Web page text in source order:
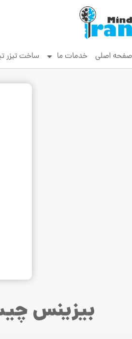
صفحه اصلی خدمات ما ساخت تیزر
بیزینس